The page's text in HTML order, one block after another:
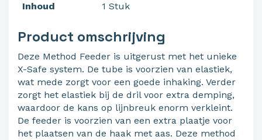
Inhoud
1 Stuk
Product omschrijving
Deze Method Feeder is uitgerust met het unieke
X-Safe system. De tube is voorzien van elastiek,
wat mede zorgt voor een goede inhaking. Verder
zorgt het elastiek bij de dril voor extra demping,
waardoor de kans op lijnbreuk enorm verkleint.
De feeder is voorzien van een extra plaatje voor
het plaatsen van de haak met aas. Deze method